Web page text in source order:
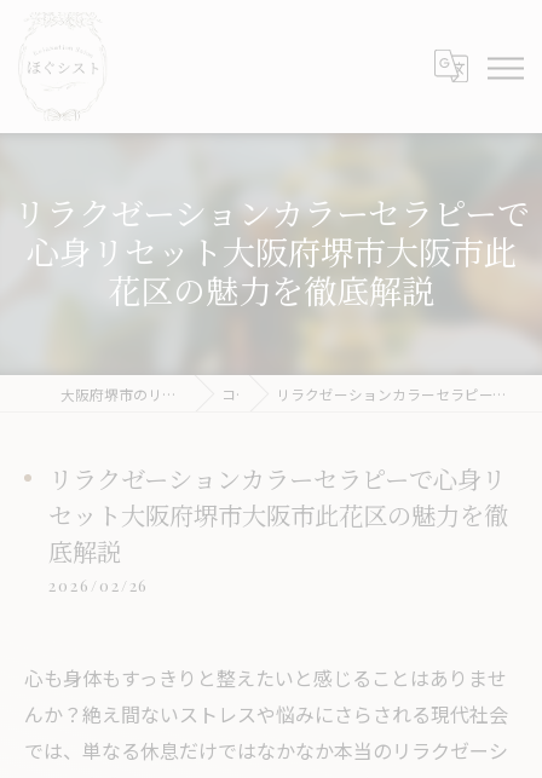
リラクゼーションカラーセラピーで
心身リセット大阪府堺市大阪市此
花区の魅力を徹底解説
大阪府堺市のリラクゼーションならほぐシスト コラム リラクゼーションカラーセラピーで心身リセット大阪府堺市大阪市此花区の魅力を徹底解説
リラクゼーションカラーセラピーで心身リ
セット大阪府堺市大阪市此花区の魅力を徹
底解説
2026/02/26
心も身体もすっきりと整えたいと感じることはありませ
んか？絶え間ないストレスや悩みにさらされる現代社会
では、単なる休息だけではなかなか本当のリラクゼーシ